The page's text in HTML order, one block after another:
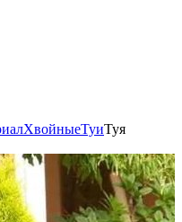
ХвойныеТуиТуя